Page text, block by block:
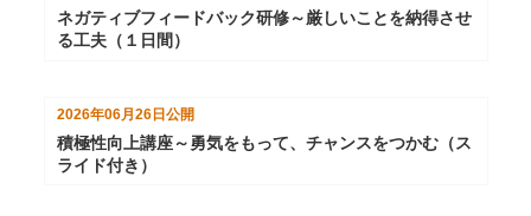
ネガティブフィードバック研修～厳しいことを納得させ
る工夫（１日間）
2026年06月26日公開
積極性向上講座～勇気をもって、チャンスをつかむ（ス
ライド付き）